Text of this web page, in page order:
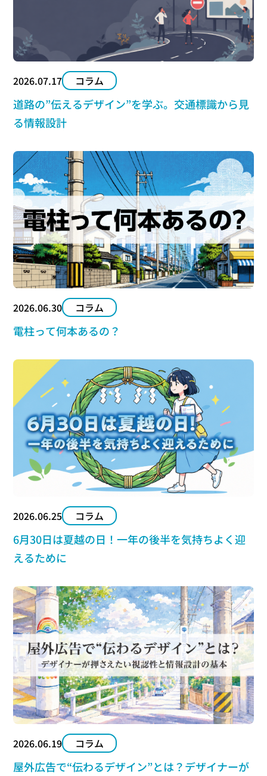
2026.07.17 コラム
道路の”伝えるデザイン”を学ぶ。交通標識から見
る情報設計
2026.06.30 コラム
電柱って何本あるの？
2026.06.25 コラム
6月30日は夏越の日！一年の後半を気持ちよく迎
えるために
2026.06.19 コラム
屋外広告で“伝わるデザイン”とは？デザイナーが